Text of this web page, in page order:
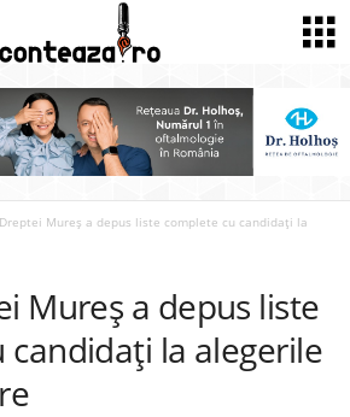
Mureș a depus liste complete cu candidați la
Mureș a depus liste
candidați la alegerile